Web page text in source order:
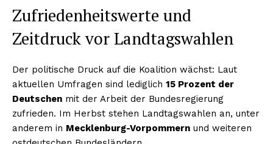
Zufriedenheitswerte und
Zeitdruck vor Landtagswahlen
Der politische Druck auf die Koalition wächst: Laut
aktuellen Umfragen sind lediglich 15 Prozent der
Deutschen mit der Arbeit der Bundesregierung
zufrieden. Im Herbst stehen Landtagswahlen an, unter
anderem in Mecklenburg-Vorpommern und weiteren